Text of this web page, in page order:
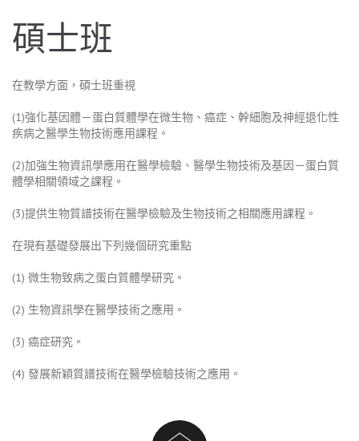
碩士班
在教學方面，碩士班重視
(1)強化基因體－蛋白質體學在微生物、癌症、幹細胞及神經退化性
疾病之醫學生物技術應用課程。
(2)加強生物資訊學應用在醫學檢驗、醫學生物技術及基因－蛋白質
體學相關領域之課程。
(3)提供生物質譜技術在醫學檢驗及生物技術之相關應用課程。
在現有基礎發展出下列幾個研究重點
(1) 微生物致病之蛋白質體學研究。
(2) 生物資訊學在醫學技術之應用。
(3) 癌症研究。
(4) 發展新穎質譜技術在醫學檢驗技術之應用。